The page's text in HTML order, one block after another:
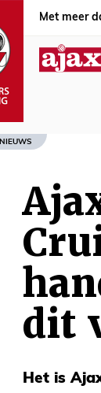
Met meer
NIEUWS
dit
Het is